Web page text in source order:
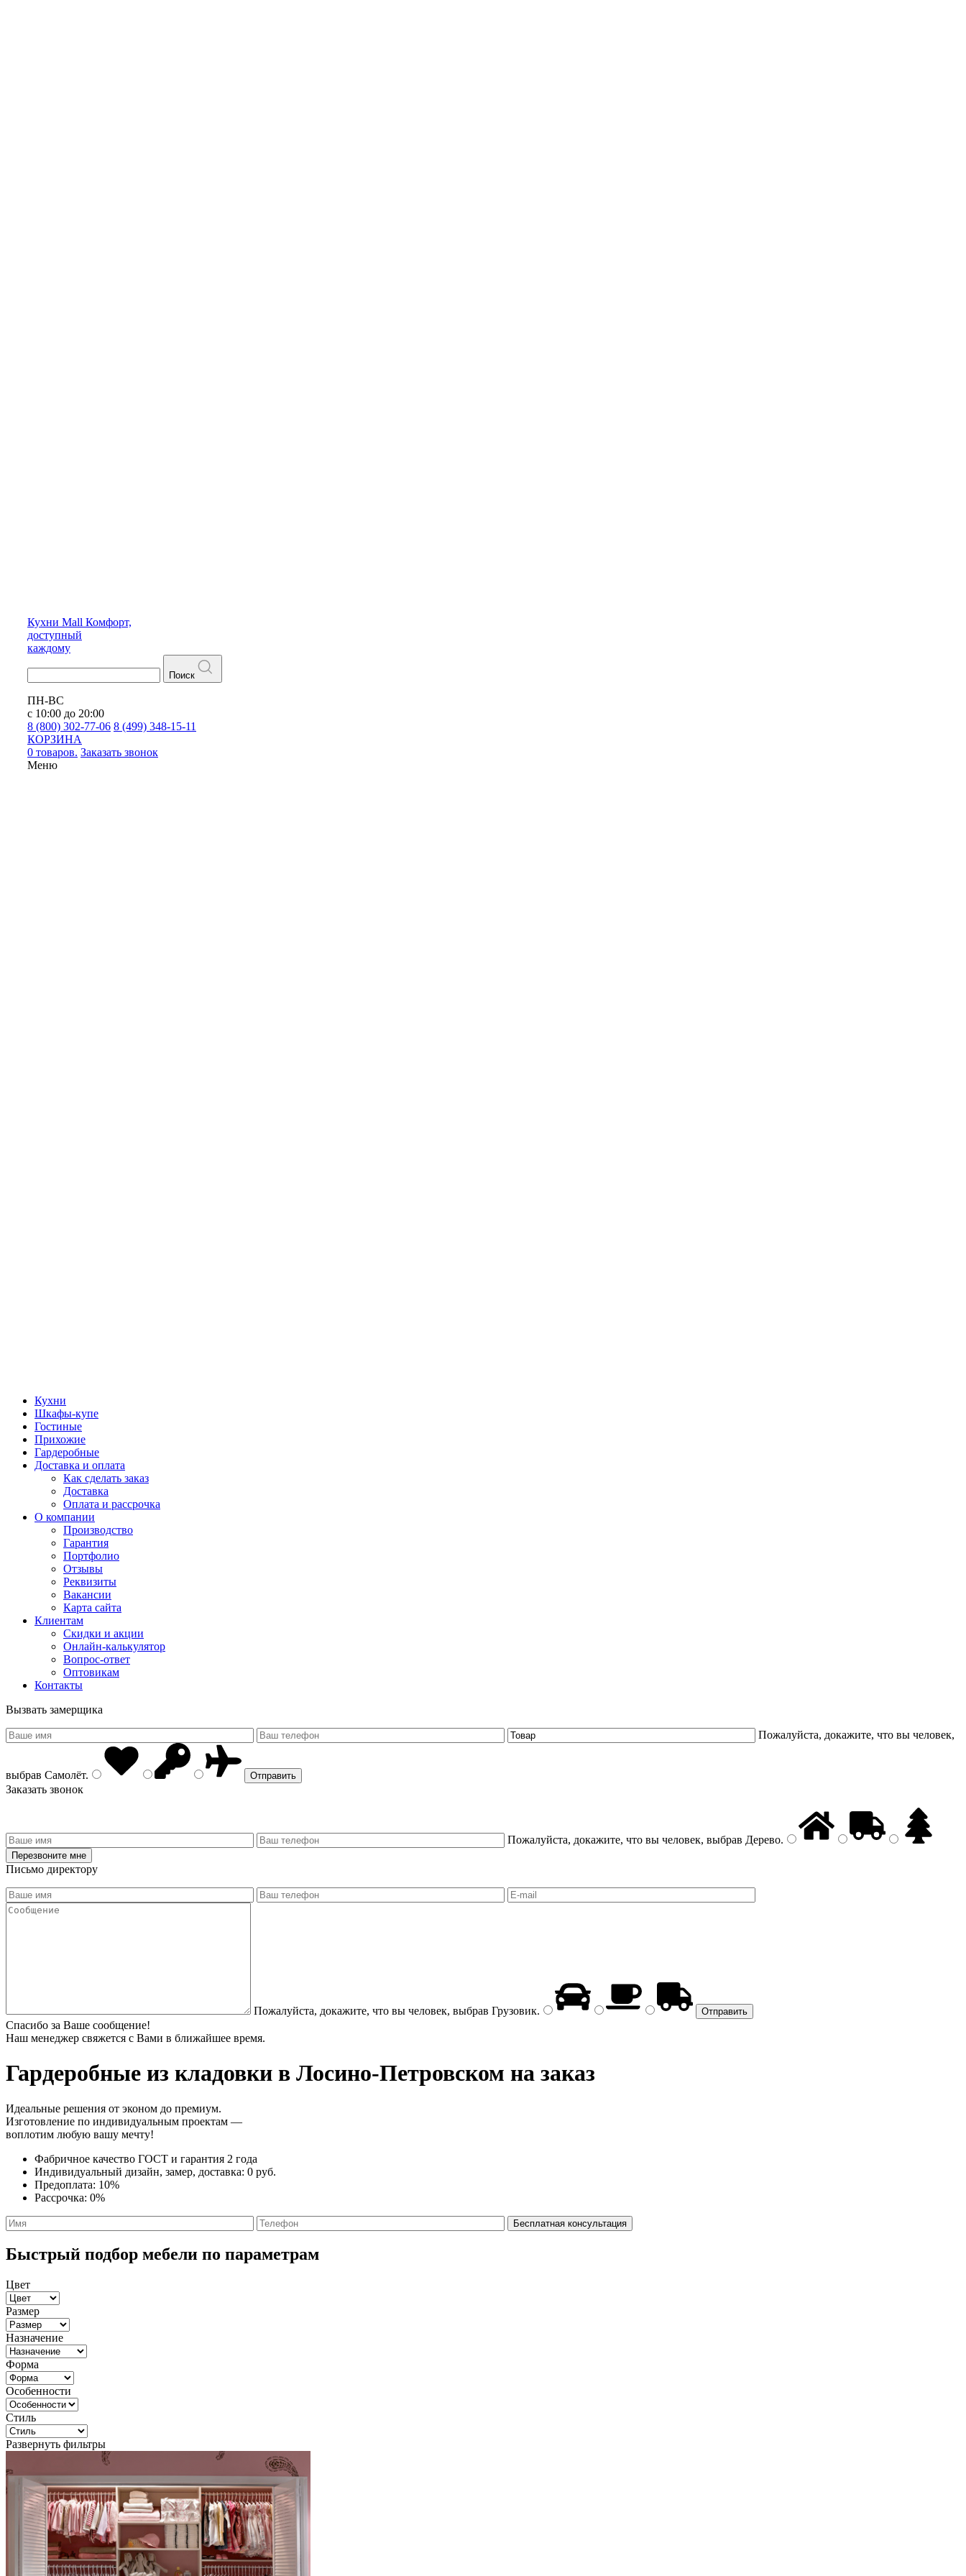
Кухни Mall Комфорт,
доступный
каждому
Поиск
ПН-ВС
с 10:00 до 20:00
8 (800) 302-77-06 8 (499) 348-15-11
КОРЗИНА
0 товаров. Заказать звонок
Меню
Кухни
Шкафы-купе
Гостиные
Прихожие
Гардеробные
Доставка и оплата
Как сделать заказ
Доставка
Оплата и рассрочка
О компании
Производство
Гарантия
Портфолио
Отзывы
Реквизиты
Вакансии
Карта сайта
Клиентам
Скидки и акции
Онлайн-калькулятор
Вопрос-ответ
Оптовикам
Контакты
Вызвать замерщика
Пожалуйста, докажите, что вы человек,
выбрав Самолёт.
Заказать звонок
Пожалуйста, докажите, что вы человек, выбрав Дерево.
Письмо директору
Пожалуйста, докажите, что вы человек, выбрав Грузовик.
Спасибо за Ваше сообщение!
Наш менеджер свяжется с Вами в ближайшее время.
Гардеробные из кладовки в Лосино-Петровском на заказ
Идеальные решения от эконом до премиум.
Изготовление по индивидуальным проектам —
воплотим любую вашу мечту!
Фабричное качество ГОСТ и гарантия 2 года
Индивидуальный дизайн, замер, доставка: 0 руб.
Предоплата: 10%
Рассрочка: 0%
Быстрый подбор мебели по параметрам
Цвет
Размер
Назначение
Форма
Особенности
Стиль
Развернуть фильтры